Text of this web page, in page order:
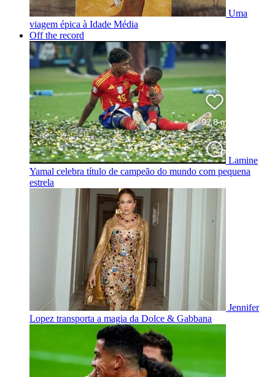
Uma
viagem épica à Idade Média
Off the record
Lamine
Yamal celebra título de campeão do mundo com pequena
estrela
Jennifer
Lopez transporta a magia da Dolce & Gabbana